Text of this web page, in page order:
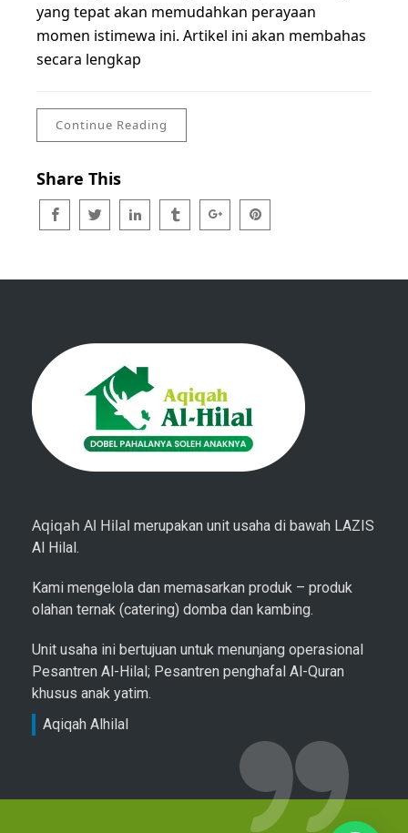
yang tepat akan memudahkan perayaan
momen istimewa ini. Artikel ini akan membahas
secara lengkap
Continue Reading
Share This
Aqiqah Al Hilal merupakan unit usaha di bawah LAZIS
Al Hilal.
Kami mengelola dan memasarkan produk – produk
olahan ternak (catering) domba dan kambing.
Unit usaha ini bertujuan untuk menunjang operasional
Pesantren Al-Hilal; Pesantren penghafal Al-Quran
khusus anak yatim.
Aqiqah Alhilal